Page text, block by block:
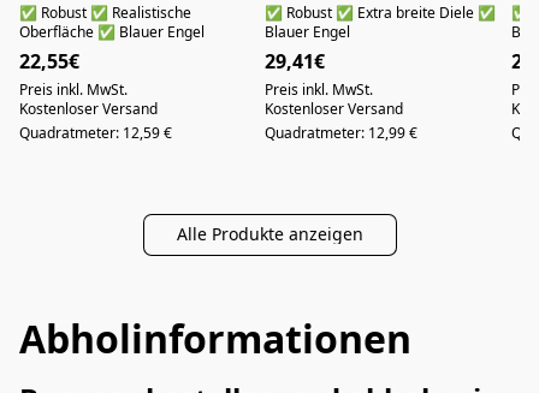
✅ Robust ✅ Realistische
Oberfläche ✅ Blauer Engel
22,55€
Preis inkl. MwSt.
Kostenloser Versand
Quadratmeter: 12,59 €
✅ Robust ✅ Extra breite Diele ✅
Blauer Engel
29,41€
Preis inkl. MwSt.
Kostenloser Versand
Quadratmeter: 12,99 €
✅
Alle Produkte anzeigen
Abholinformationen